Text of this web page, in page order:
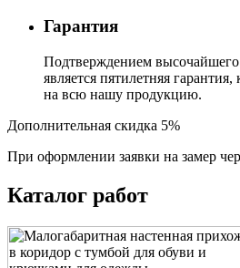
Гарантия
Подтверждением высочайшего
является пятилетняя гарантия,
на всю нашу продукцию.
Дополнительная скидка 5%
При оформлении заявки на замер
Каталог работ